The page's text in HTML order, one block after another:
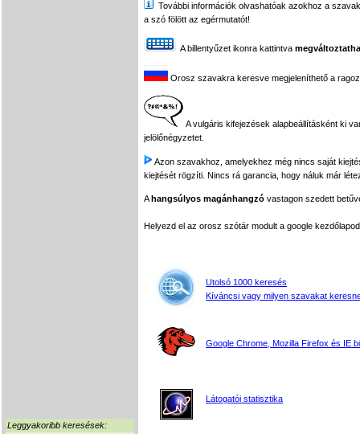
Leggyakoribb keresések:
További információk olvashatóak azokhoz a
a szó fölött az egérmutatót!
A billentyűzet ikonra kattintva
Orosz szavakra keresve megjeleníthető a
A vulgáris kifejezések alapbeállításként ki
jelölőnégyzetet.
Azon szavakhoz, amelyekhez még nincs saját
kiejtését rögzíti. Nincs rá garancia, hogy náluk már
Ahangsúlyos magánhangzó vastagon szedett
Helyezd el az orosz szótár modult a google
Utolsó 1000 keresés
Kíváncsi vagy milyen szavakat
Google Chrome, Mozilla Firefox és IE
Látogatói statisztika